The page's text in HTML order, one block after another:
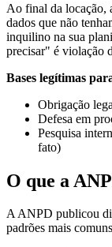
Ao final da locação,
dados que não
inquilino na sua
precisar" é violação
Bases legítimas
Obrigação
Defesa em
Pesquisa
fato)
O que a
A ANPD publicou
padrões mais